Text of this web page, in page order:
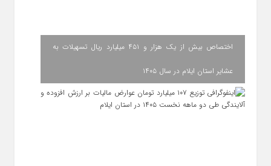
اختصاص بیش از یک هزار و ۴۵۱ میلیارد ریال تسهیلات به
عشایر استان ایلام در سال ۱۴۰۵